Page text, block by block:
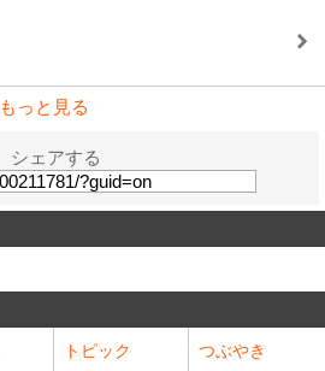
もっと見る
シェアする
トピック つぶやき